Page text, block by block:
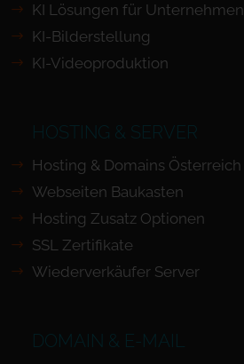
KI Lösungen für Unternehmen
KI-Bilderstellung
KI-Videoproduktion
HOSTING & SERVER
Hosting & Domains Österreich
Webseiten Baukasten
Hosting Zusatz Optionen
SSL Zertifikate
Wiederverkäufer Server
DOMAIN & E-MAIL